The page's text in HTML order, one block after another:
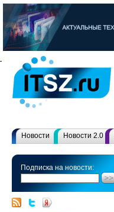
Новости Новости 2.0
Подписка на новости: